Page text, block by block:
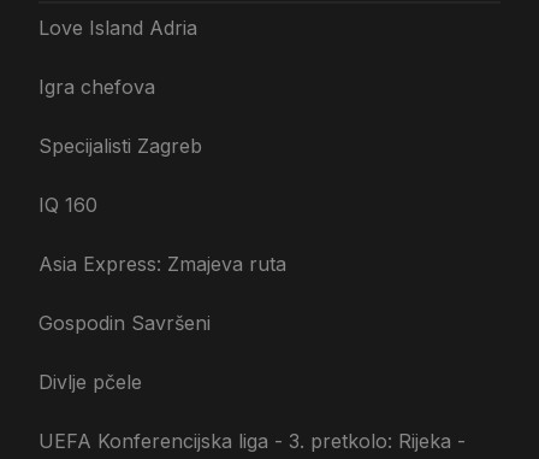
Love Island Adria
Igra chefova
Specijalisti Zagreb
IQ 160
Asia Express: Zmajeva ruta
Gospodin Savršeni
Divlje pčele
UEFA Konferencijska liga - 3. pretkolo: Rijeka -